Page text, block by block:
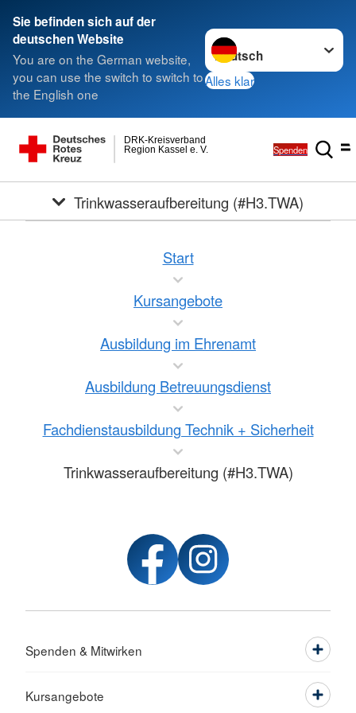
Sie befinden sich auf der
deutschen Website
You are on the German website,
you can use the switch to switch to
the English one
Sprache wechseln zu
Alles klar
Region Kassel e. V.
DRK-Kreisverband
Spenden
Trinkwasseraufbereitung (#H3.TWA)
Start
Kursangebote
Ausbildung im Ehrenamt
Ausbildung Betreuungsdienst
Fachdienstausbildung Technik + Sicherheit
Trinkwasseraufbereitung (#H3.TWA)
Spenden & Mitwirken
Kursangebote